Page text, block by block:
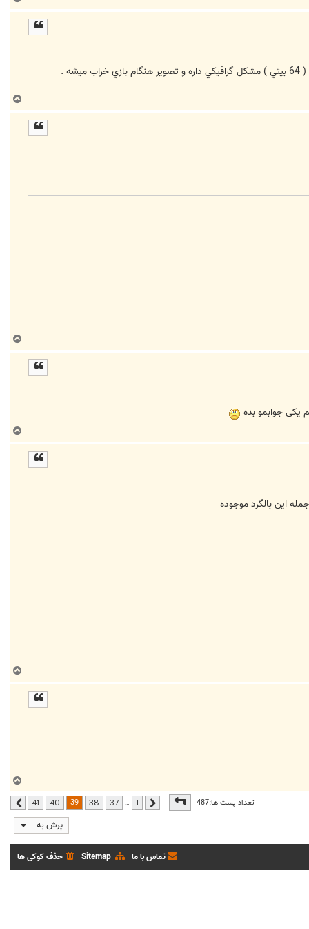
ا
ا
ا
ا
ا
ا
ل
تعداد پست ها:487صفحه39 از41 قبلی 1
…
37
38
39
40
41 بعدی
پرش به
حذف کوکی ها Sitemap تماس با ما